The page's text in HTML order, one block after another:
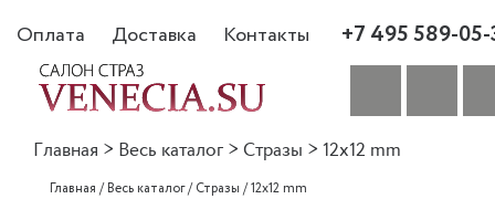
Оплата Доставка Контакты +7 495 589-
Главная > Весь каталог > Стразы > 12x12 mm
Главная /Весь каталог/Стразы /12x12 mm